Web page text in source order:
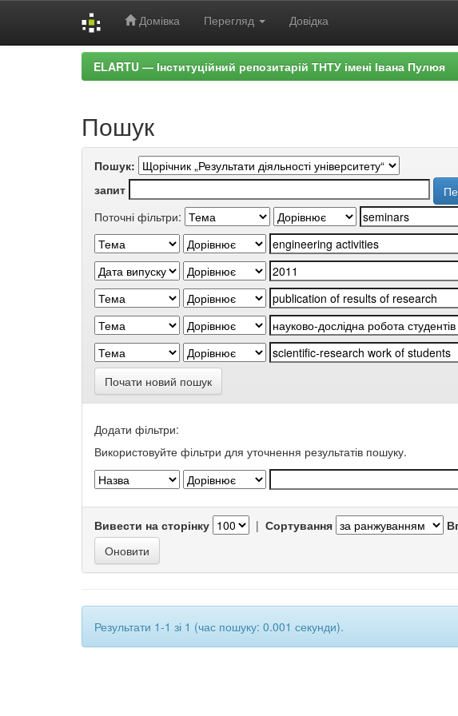
Домівка Перегляд Довідка
ELARTU — Інституційний репозитарій ТНТУ імені Івана Пулюя
Пошук
Пошук:
запит
Поточні фільтри:
Почати новий пошук
Додати фільтри:
Використовуйте фільтри для уточнення результатів пошуку.
Вивести на сторінку | Сортування
Результати 1-1 зі 1 (час пошуку: 0.001 секунди).